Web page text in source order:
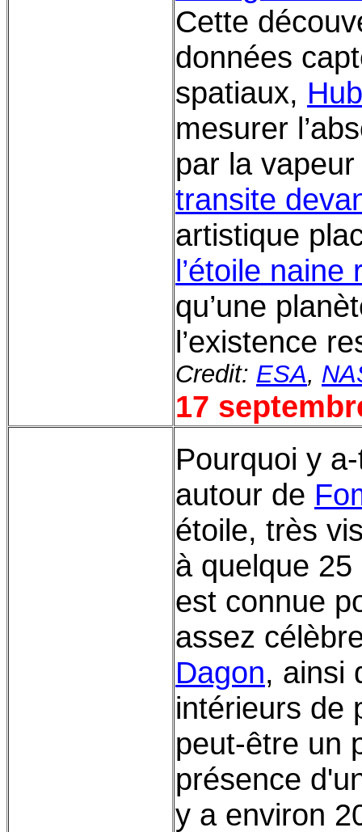
Cette
données
spatiaux,
mesurer
par la vapeur
transite
artistique
l’étoile naine
qu’une
l’existence
Credit: ESA,
17
Pourquoi y
autour de
étoile, très
à quelque
est connue
assez
Dagon, ainsi
intérieurs de
peut-être un
présence
y a environ